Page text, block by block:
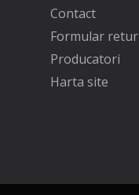
Contact
Formular retur
Producatori
Harta site